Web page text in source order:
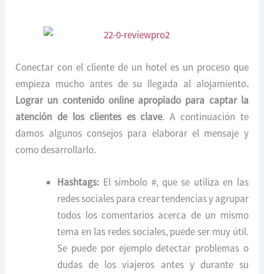
Conectar con el cliente de un hotel es un proceso que
empieza mucho antes de su llegada al alojamiento.
Lograr un contenido online apropiado para captar la
atención de los clientes es clave. A continuación te
damos algunos consejos para elaborar el mensaje y
como desarrollarlo.
Hashtags: El símbolo #, que se utiliza en las
redes sociales para crear tendencias y agrupar
todos los comentarios acerca de un mismo
tema en las redes sociales, puede ser muy útil.
Se puede por ejemplo detectar problemas o
dudas de los viajeros antes y durante su